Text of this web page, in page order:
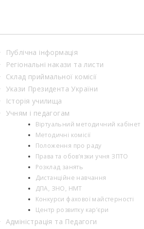
Публічна інформація
Регіональні накази та листи
Склад приймальної комісії
Укази Президента України
Історія училища
Учням і педагогам
Віртуальний методичний кабінет
Методичні комісії
Положення про раду
Права та обов’язки учня ЗПТО
Розклад занять
Дистанційне навчання
ДПА, ЗНО, НМТ
Конкурси фахової майстерності
Центр розвитку кар’єри
Адміністрація та Педагоги